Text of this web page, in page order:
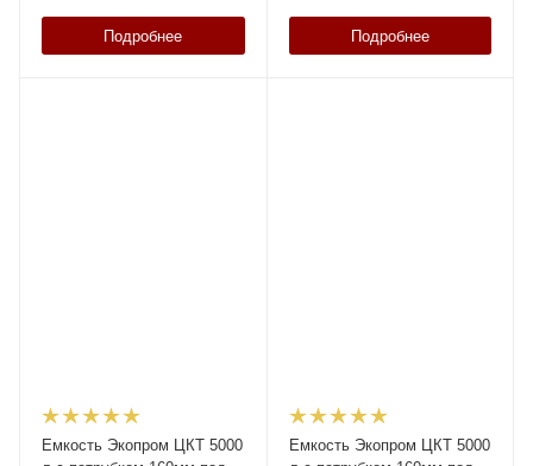
Подробнее Подробнее
Емкость Экопром ЦКТ 5000
Емкость Экопром ЦКТ 5000